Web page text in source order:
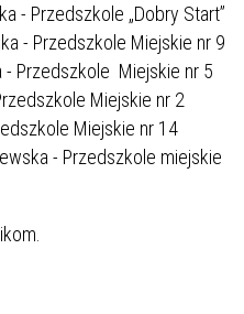
- Przedszkole „Dobry Start”
- Przedszkole Miejskie nr 9
- Przedszkole Miejskie nr 5
Miejskie nr 2
Miejskie nr 14
- Przedszkole miejskie